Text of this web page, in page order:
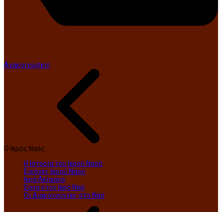
Ανακοινώσεις
Ο Ιερός Ναός
Η Ιστορία του Ιερού Ναού
Εικόνες Ιερού Ναού
Ιερά Λείψανα
Έργα στον Ιερό Ναό
Οι Διακονούντες στο Ναό